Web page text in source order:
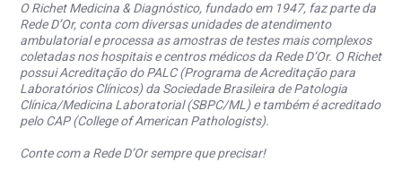
O Richet Medicina & Diagnóstico, fundado em 1947, faz parte da
Rede D’Or, conta com diversas unidades de atendimento
ambulatorial e processa as amostras de testes mais complexos
coletadas nos hospitais e centros médicos da Rede D’Or. O Richet
possui Acreditação do PALC (Programa de Acreditação para
Laboratórios Clínicos) da Sociedade Brasileira de Patologia
Clínica/Medicina Laboratorial (SBPC/ML) e também é acreditado
pelo CAP (College of American Pathologists).
Conte com a Rede D’Or sempre que precisar!